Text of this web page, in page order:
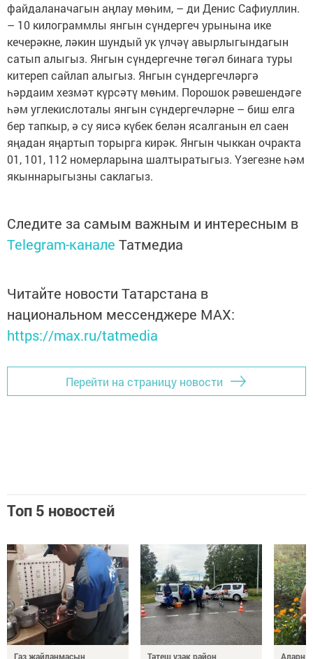
файдаланачагын аңлау мөһим, – ди Денис Сафиуллин.
– 10 килограммлы янгын сүндергеч урынына ике
кечерәкне, ләкин шундый ук үлчәү авырлыгындагын
сатып алы­гыз. Янгын сүндергечне төгәл бинага туры
китереп сайлап алыгыз. Янгын сүндергечләргә
һәрдаим хезмәт күрсәтү мөһим. Порошок рәвешендәге
һәм углекислоталы янгын сүн­дергечләрне – биш елга
бер тапкыр, ә су яисә күбек белән ясалганын ел саен
яңадан яңартып торырга кирәк. Янгын чыккан очракта
01, 101, 112 номерларына шалтыратыгыз. Үзегезне һәм
якын­нарыгызны саклагыз.
Следите за самым важным и интересным в
Telegram-канале Татмедиа
Читайте новости Татарстана в
национальном мессенджере MАХ:
https://max.ru/tatmedia
Перейти на страницу новости
Топ 5 новостей
Газ җайланмасын
Тәтеш үзәк район